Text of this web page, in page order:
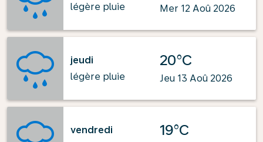
légère pluie
Mer 12 Aoû 2026
jeudi
légère pluie
20°C
Jeu 13 Aoû 2026
vendredi
19°C